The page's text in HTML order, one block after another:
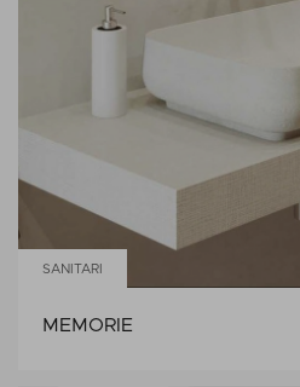
SANITARI
MEMORIE